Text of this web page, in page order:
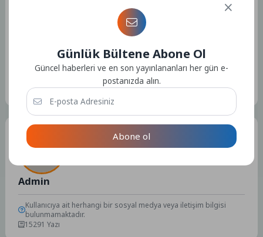
Bu yazıya ait etiket bulunamadı.
Admin
Tüm Yazılar
Kullanıcıya ait herhangi bir sosyal medya veya iletişim bilgisi
bulunmamaktadır.
15291 Yazı
Günlük Bültene Abone Ol
Güncel haberleri ve en son yayınlananları her gün e-
postanızda alın.
Abone ol